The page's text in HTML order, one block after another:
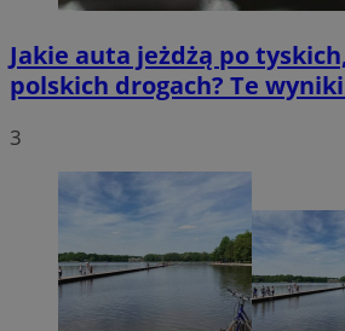
Jakie auta jeżdżą po
polskich drogach? Te
3